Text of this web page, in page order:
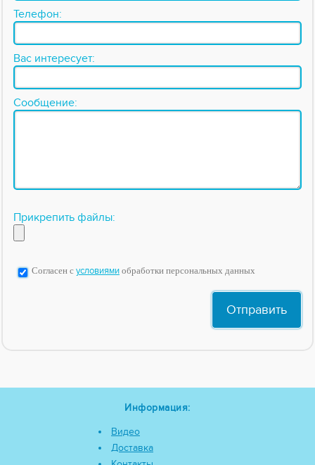
Телефон:
Вас интересует:
Сообщение:
Прикрепить файлы:
Согласен с условиями обработки персональных данных
Информация:
Видео
Доставка